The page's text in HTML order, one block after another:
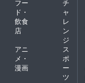
フー
ド・
飲食
店
チ
ャ
レ
ン
ジ
アニ
メ・
漫画
ス
ポ
ー
ツ